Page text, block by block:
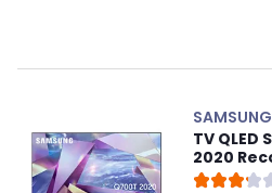
SAMSUNG
TV QLED
2020